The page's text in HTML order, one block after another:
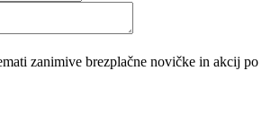
zanimive brezplačne novičke in akcij po